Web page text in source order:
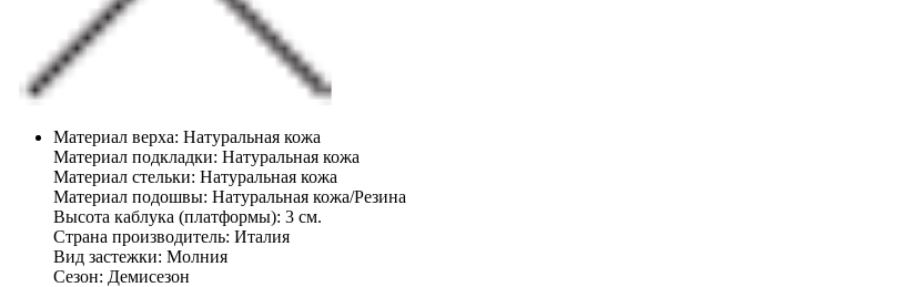
Материал верха: Натуральная кожа
Материал подкладки: Натуральная кожа
Материал стельки: Натуральная кожа
Материал подошвы: Натуральная кожа/Резина
Высота каблука (платформы): 3 см.
Страна производитель: Италия
Вид застежки: Молния
Сезон: Демисезон